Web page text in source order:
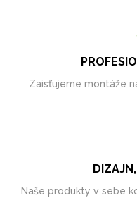
Zaisťujeme montáže
Naše produkty v sebe